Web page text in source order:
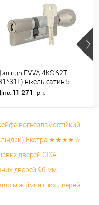
Циліндр EVVA 4KS 62T
нікель сатин 5
11 271 грн.
вогнезламостійкий
Екстра ★★★★☆
дверей CISA
дверей 96 мм
міжкімнатних дверей